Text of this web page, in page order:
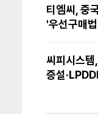
티엠씨, 중
'우선구매
씨피시스템
증설